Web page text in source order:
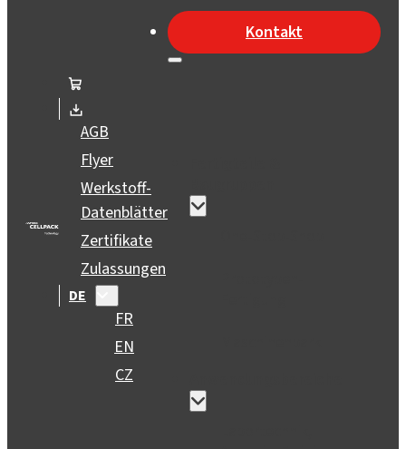
AGB
Flyer
Werkstoff-
Datenblätter
Zertifikate
Zulassungen
DE
FR
EN
CZ
Kontakt